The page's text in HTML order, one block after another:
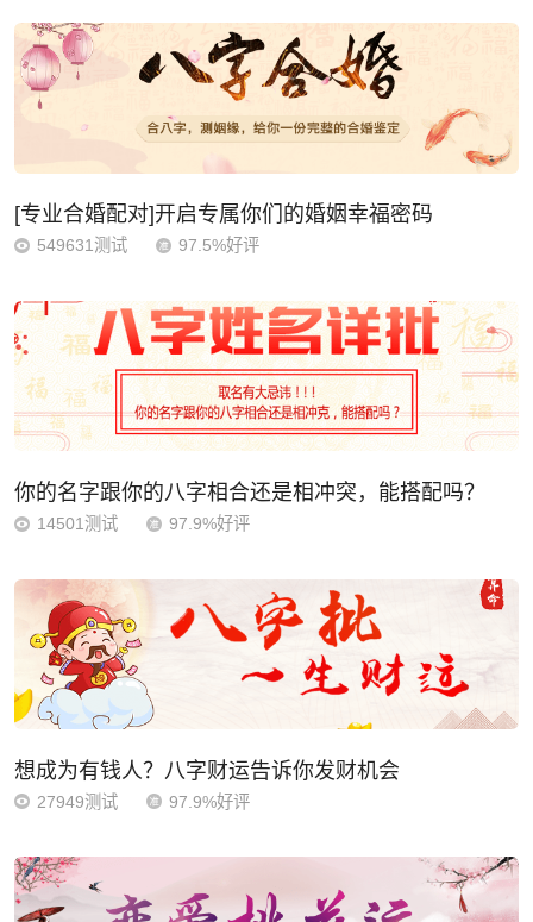
[专业合婚配对]开启专属你们的婚姻幸福密码
549631测试 97.5%好评
你的名字跟你的八字相合还是相冲突，能搭配吗？
14501测试 97.9%好评
想成为有钱人？八字财运告诉你发财机会
27949测试 97.9%好评